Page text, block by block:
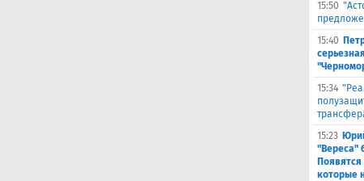
15:50
15:40
15:34
15:23
"Вереса"
которые